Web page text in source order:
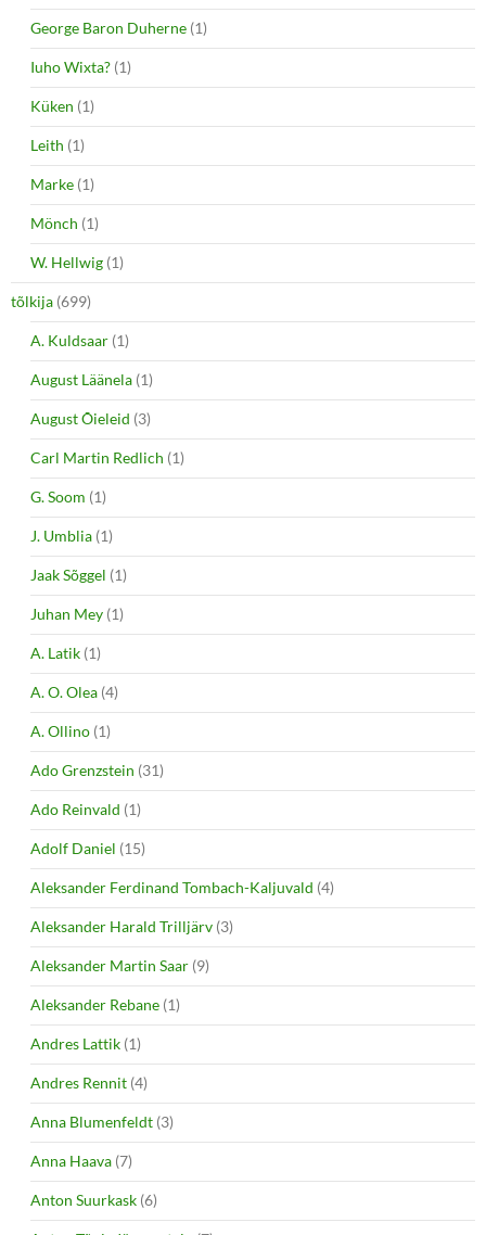
George Baron Duherne (1)
Iuho Wixta? (1)
Küken (1)
Leith (1)
Marke (1)
Mönch (1)
W. Hellwig (1)
tõlkija (699)
A. Kuldsaar (1)
August Läänela (1)
August Õieleid (3)
Carl Martin Redlich (1)
G. Soom (1)
J. Umblia (1)
Jaak Sõggel (1)
Juhan Mey (1)
A. Latik (1)
A. O. Olea (4)
A. Ollino (1)
Ado Grenzstein (31)
Ado Reinvald (1)
Adolf Daniel (15)
Aleksander Ferdinand Tombach-Kaljuvald (4)
Aleksander Harald Trilljärv (3)
Aleksander Martin Saar (9)
Aleksander Rebane (1)
Andres Lattik (1)
Andres Rennit (4)
Anna Blumenfeldt (3)
Anna Haava (7)
Anton Suurkask (6)